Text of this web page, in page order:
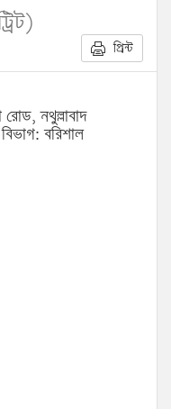
প্রিন্ট
নথুল্লাবাদ
বরিশাল